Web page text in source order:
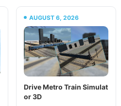
AUGUST 6, 2026
Drive Metro Train Simulat
or 3D